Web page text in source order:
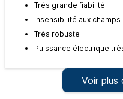
Très grande fiabilité
Insensibilité aux
Très robuste
Puissance électrique
Voir plus